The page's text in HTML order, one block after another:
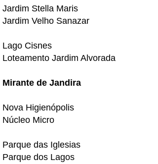
Jardim Stella Maris
Jardim Velho Sanazar
Lago Cisnes
Loteamento Jardim Alvorada
Mirante de Jandira
Nova Higienópolis
Núcleo Micro
Parque das Iglesias
Parque dos Lagos